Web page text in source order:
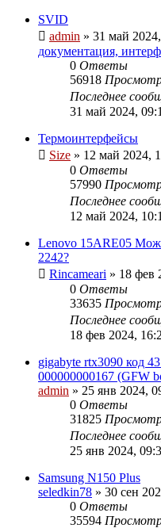
SVID
admin » 31 май
документация,
0 Ответы
56918
Последнее
31 май 2024,
Термоинтерфейсы
Size » 12 май 2024,
0 Ответы
57990
Последнее
12 май 2024,
Lenovo 15ARE05
2242?
Rincameari » 18 фев
0 Ответы
33635
Последнее
18 фев 2024,
gigabyte rtx3090 код
000000000167 (GFW
admin » 25 янв 2024,
0 Ответы
31825
Последнее
25 янв 2024,
Samsung N150 Plus
seledkin78 » 30 сен
0 Ответы
35594